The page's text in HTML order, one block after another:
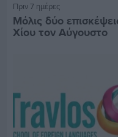
Πριν 7 ημέρες
Μόλις δύο
Χίου τον Αύγουστο